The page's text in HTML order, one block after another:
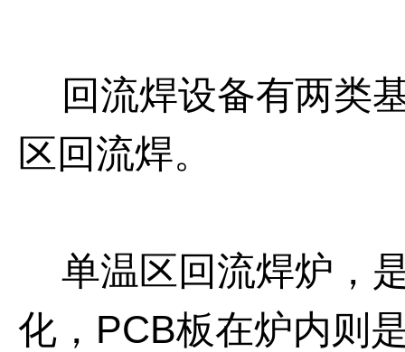
回流焊设备有两类
区回流焊。
单温区回流焊炉，
化， PCB板在炉内则